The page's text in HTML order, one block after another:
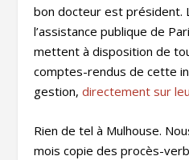
bon docteur est président.
l’assistance publique de
mettent à disposition de
comptes-rendus de cette
gestion,directement sur
Rien de tel à Mulhouse.
mois copie des procès-